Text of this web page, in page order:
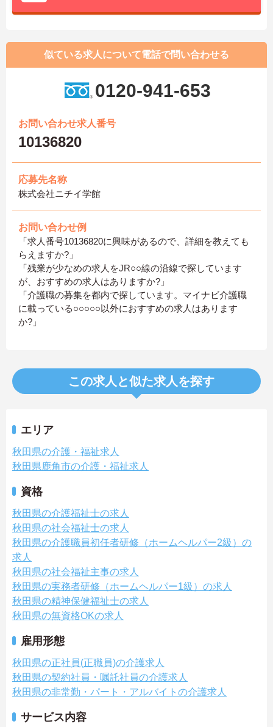
似ている求人について電話で問い合わせる
0120-941-653
お問い合わせ求人番号
10136820
応募先名称
株式会社ニチイ学館
お問い合わせ例
「求人番号10136820に興味があるので、詳細を教えても
らえますか?」
「残業が少なめの求人をJR○○線の沿線で探しています
が、おすすめの求人はありますか?」
「介護職の募集を都内で探しています。マイナビ介護職
に載っている○○○○○以外におすすめの求人はあります
か?」
この求人と似た求人を探す
エリア
秋田県の介護・福祉求人
秋田県鹿角市の介護・福祉求人
資格
秋田県の介護福祉士の求人
秋田県の社会福祉士の求人
秋田県の介護職員初任者研修（ホームヘルパー2級）の
求人
秋田県の社会福祉主事の求人
秋田県の実務者研修（ホームヘルパー1級）の求人
秋田県の精神保健福祉士の求人
秋田県の無資格OKの求人
雇用形態
秋田県の正社員(正職員)の介護求人
秋田県の契約社員・嘱託社員の介護求人
秋田県の非常勤・パート・アルバイトの介護求人
サービス内容